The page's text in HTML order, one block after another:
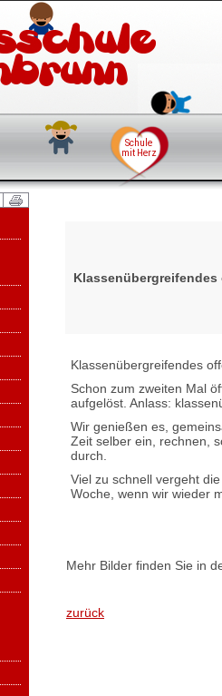
Klassenübergreifendes
Klassenübergreifendes
Schon zum zweiten Mal
aufgelöst. Anlass:
Wir genießen es,
Zeit selber ein, rechnen,
durch.
Viel zu schnell vergeht
Woche, wenn wir wieder
Mehr Bilder finden Sie in
zurück